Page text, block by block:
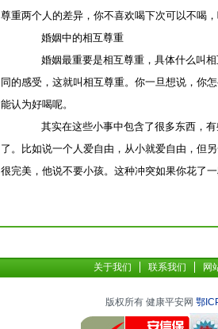
尊重两个人的差异，你不喜欢喝下次可以不喝
婚姻中的相互尊重
婚姻最重要是相互尊重，具体什么叫相
同的感受，这就叫相互尊重。你一旦想说，你
能认为好喝呢。
其实在这些小事中包含了很多东西，有
了。比如说一个人爱自由，从小就爱自由，但
很完美，他说不要小孩。这种冲突如果你花了
关于我们 联系我们 网
版权所有 健康平安网 鄂